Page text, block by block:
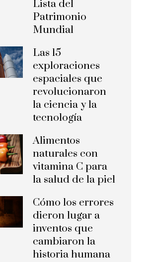
Lista del
Patrimonio
Mundial
Las 15
exploraciones
espaciales que
revolucionaron
la ciencia y la
tecnología
Alimentos
naturales con
vitamina C para
la salud de la piel
Cómo los errores
dieron lugar a
inventos que
cambiaron la
historia humana